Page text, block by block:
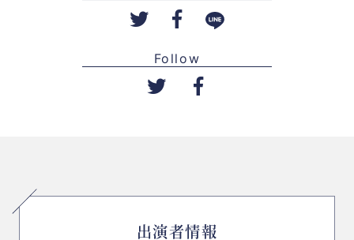
Follow
出演者情報